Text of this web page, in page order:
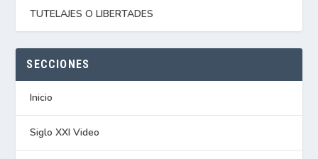
TUTELAJES O LIBERTADES
SECCIONES
Inicio
Siglo XXI Video